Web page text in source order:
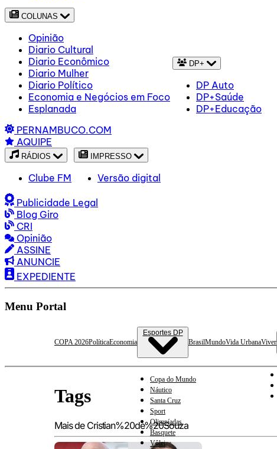
COLUNAS
Opinião
Diario Cultural
Diario Econômico
Diario Mulher
Diario Político
Economia e Negócios em Foco
Esplanada
DP+
DP Auto
DP+Saúde
DP+Educação
PERNAMBUCO.COM
AQUIPE
RÁDIOS
Clube FM
IMPRESSO
Versão digital
Publicidade Legal
Blog Giro
CRI
Opinião
ASSINE
ANUNCIE
EXPEDIENTE
Menu Portal
COPA 2026PolíticaEconomia
Esportes DP
Copa do Mundo
Náutico
Santa Cruz
Sport
Olimpíadas
Basquete
Vôlei
BrasilMundoVida UrbanaViver
Tags
Mais de Cristian%20de%20Souza